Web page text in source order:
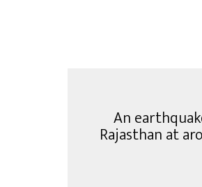
An
Rajasthan at